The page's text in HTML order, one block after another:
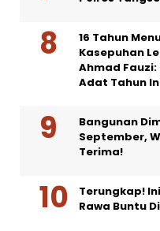
16 Tahun
Kasepuhan
Ahmad Fauzi:
Adat Tahun
Bangunan
September,
Terima!
Terungkap!
Rawa Buntu